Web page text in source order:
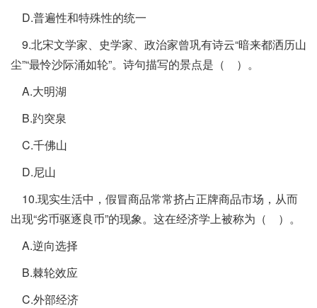
D.普遍性和特殊性的统一
9.北宋文学家、史学家、政治家曾巩有诗云“暗来都洒历山
尘”“最怜沙际涌如轮”。诗句描写的景点是（ ）。
A.大明湖
B.趵突泉
C.千佛山
D.尼山
10.现实生活中，假冒商品常常挤占正牌商品市场，从而
出现“劣币驱逐良币”的现象。这在经济学上被称为（ ）。
A.逆向选择
B.棘轮效应
C.外部经济